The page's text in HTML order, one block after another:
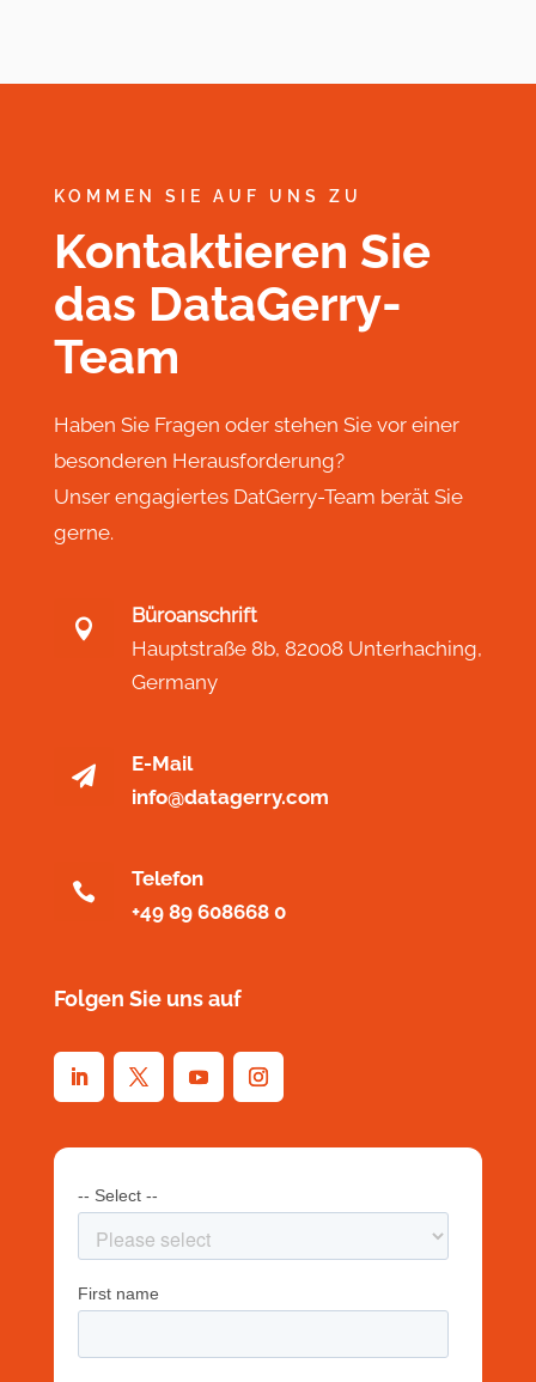
KOMMEN SIE AUF UNS ZU
Kontaktieren Sie
das DataGerry-
Team
Haben Sie Fragen oder stehen Sie vor einer
besonderen Herausforderung?
Unser engagiertes DatGerry-Team berät Sie
gerne.

Büroanschrift
Hauptstraße 8b, 82008 Unterhaching,
Germany

E-Mail
info@datagerry.com

Telefon
+49 89 608668 0
Folgen Sie uns auf